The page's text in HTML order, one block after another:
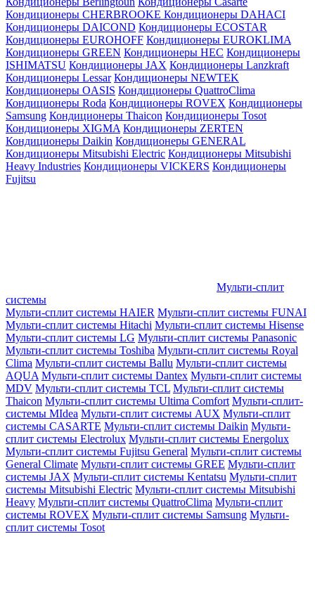
Кондиционеры CHERBROOKE Кондиционеры DAHACI
Кондиционеры DAICOND Кондиционеры ECOSTAR
Кондиционеры EUROHOFF Кондиционеры EUROKLIMA
Кондиционеры GREEN Кондиционеры HEC Кондиционеры
ISHIMATSU Кондиционеры JAX Кондиционеры Lanzkraft
Кондиционеры Lessar Кондиционеры NEWTEK
Кондиционеры OASIS Кондиционеры QuattroClima
Кондиционеры Roda Кондиционеры ROVEX Кондиционеры
Samsung Кондиционеры Thaicon Кондиционеры Tosot
Кондиционеры XIGMA Кондиционеры ZERTEN
Кондиционеры Daikin Кондиционеры GENERAL
Кондиционеры Mitsubishi Electric Кондиционеры Mitsubishi
Heavy Industries Кондиционеры VICKERS Кондиционеры
Fujitsu
Мульти-сплит
системы
Мульти-сплит системы HAIER Мульти-сплит системы FUNAI
Мульти-сплит системы Hitachi Мульти-сплит системы Hisense
Мульти-сплит системы LG Мульти-сплит системы Panasonic
Мульти-сплит системы Toshiba Мульти-сплит системы Royal
Clima Мульти-сплит системы Ballu Мульти-сплит системы
AQUA Мульти-сплит системы Dantex Мульти-сплит системы
MDV Мульти-сплит системы TCL Мульти-сплит системы
Thaicon Мульти-сплит системы Ultima Comfort Мульти-сплит-
системы MIdea Мульти-сплит системы AUX Мульти-сплит
системы CASARTE Мульти-сплит системы Daikin Мульти-
сплит системы Electrolux Мульти-сплит системы Energolux
Мульти-сплит системы Fujitsu General Мульти-сплит системы
General Climate Мульти-сплит системы GREE Мульти-сплит
системы JAX Мульти-сплит системы Kentatsu Мульти-сплит
системы Mitsubishi Electric Мульти-сплит системы Mitsubishi
Heavy Мульти-сплит системы QuattroClima Мульти-сплит
системы ROVEX Мульти-сплит системы Samsung Мульти-
сплит системы Tosot